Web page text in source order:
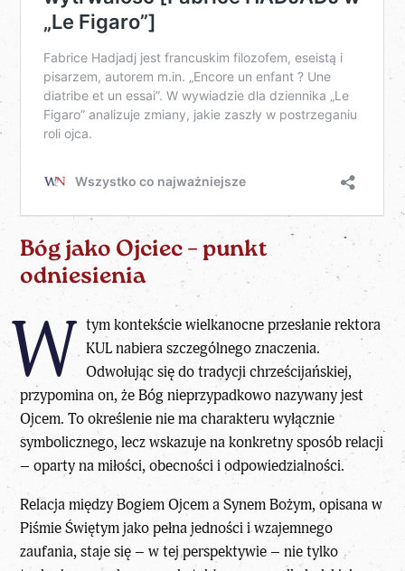
Bóg jako Ojciec – punkt
odniesienia
W tym kontekście wielkanocne przesłanie rektora
KUL nabiera szczególnego znaczenia.
Odwołując się do tradycji chrześcijańskiej,
przypomina on, że Bóg nieprzypadkowo nazywany jest
Ojcem. To określenie nie ma charakteru wyłącznie
symbolicznego, lecz wskazuje na konkretny sposób relacji
– oparty na miłości, obecności i odpowiedzialności.
Relacja między Bogiem Ojcem a Synem Bożym, opisana w
Piśmie Świętym jako pełna jedności i wzajemnego
zaufania, staje się – w tej perspektywie – nie tylko